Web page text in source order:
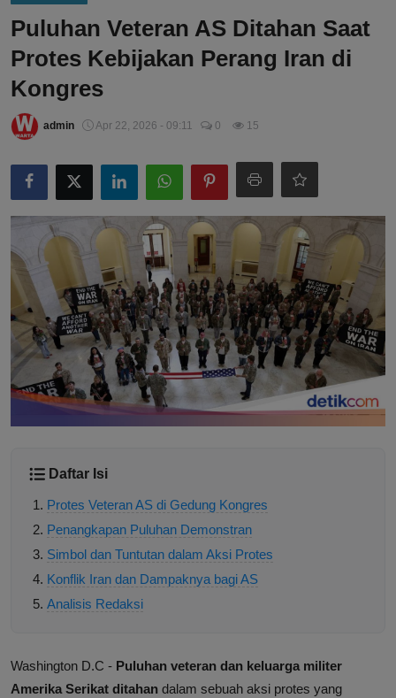
Puluhan Veteran AS Ditahan Saat
Protes Kebijakan Perang Iran di
Kongres
admin Apr 22, 2026 - 09:11 0 15
Daftar Isi
Protes Veteran AS di Gedung Kongres
Penangkapan Puluhan Demonstran
Simbol dan Tuntutan dalam Aksi Protes
Konflik Iran dan Dampaknya bagi AS
Analisis Redaksi
Washington D.C - Puluhan veteran dan keluarga militer
Amerika Serikat ditahan dalam sebuah aksi protes yang